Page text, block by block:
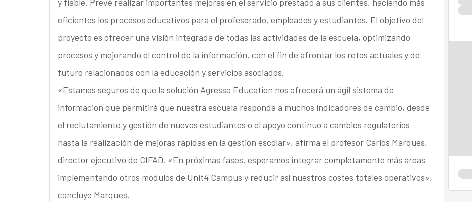
y fiable. Prevé realizar importantes mejoras en el servicio prestado a sus clientes, haciendo más
eficientes los procesos educativos para el profesorado, empleados y estudiantes. El objetivo del
proyecto es ofrecer una visión integrada de todas las actividades de la escuela, optimizando
procesos y mejorando el control de la información, con el fin de afrontar los retos actuales y de
futuro relacionados con la educación y servicios asociados.
«Estamos seguros de que la solución Agresso Education nos ofrecerá un ágil sistema de
información que permitirá que nuestra escuela responda a muchos indicadores de cambio, desde
el reclutamiento y gestión de nuevos estudiantes o el apoyo continuo a cambios regulatorios
hasta la realización de mejoras rápidas en la gestión escolar», afirma el profesor Carlos Marques,
director ejecutivo de CIFAD. «En próximas fases, esperamos integrar completamente más áreas
implementando otros módulos de Unit4 Campus y reducir así nuestros costes totales operativos»,
concluye Marques.